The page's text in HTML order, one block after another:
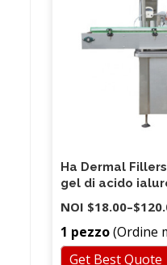
Ha Dermal
gel di acido
NOI $18.00–
1 pezzo(Ordine
Get Best Quote